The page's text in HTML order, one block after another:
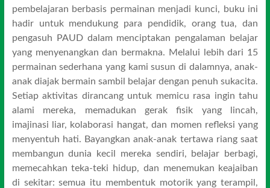
pembelajaran berbasis permainan menjadi kunci, buku ini
hadir untuk mendukung para pendidik, orang tua, dan
pengasuh PAUD dalam menciptakan pengalaman belajar
yang menyenangkan dan bermakna. Melalui lebih dari 15
permainan sederhana yang kami susun di dalamnya, anak-
anak diajak bermain sambil belajar dengan penuh sukacita.
Setiap aktivitas dirancang untuk memicu rasa ingin tahu
alami mereka, memadukan gerak fisik yang lincah,
imajinasi liar, kolaborasi hangat, dan momen refleksi yang
menyentuh hati. Bayangkan anak-anak tertawa riang saat
membangun dunia kecil mereka sendiri, belajar berbagi,
memecahkan teka-teki hidup, dan menemukan keajaiban
di sekitar: semua itu membentuk motorik yang terampil,